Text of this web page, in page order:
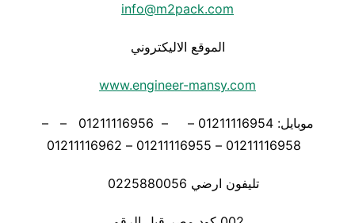
info@m2pack.com
الموقع الاليكتروني
www.engineer-mansy.com
موبايل: 01211116954 – – 01211116956 – –
تليفون ارضي 0225880056